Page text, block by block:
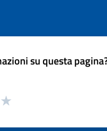
su questa